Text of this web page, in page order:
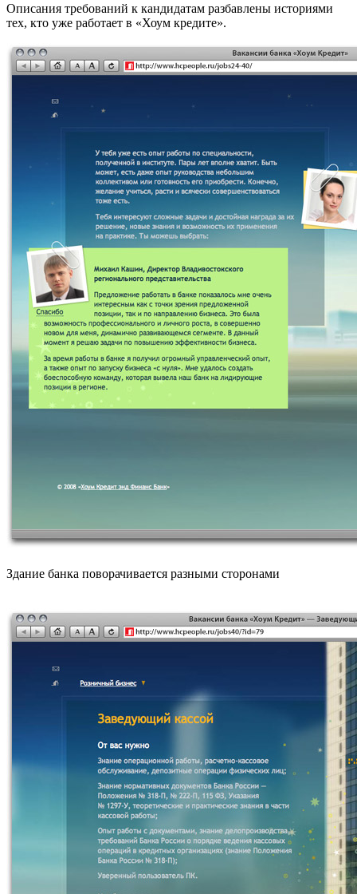
Описания требований к кандидатам разбавлены историями
тех, кто уже работает в «Хоум кредите».
Здание банка поворачивается разными сторонами